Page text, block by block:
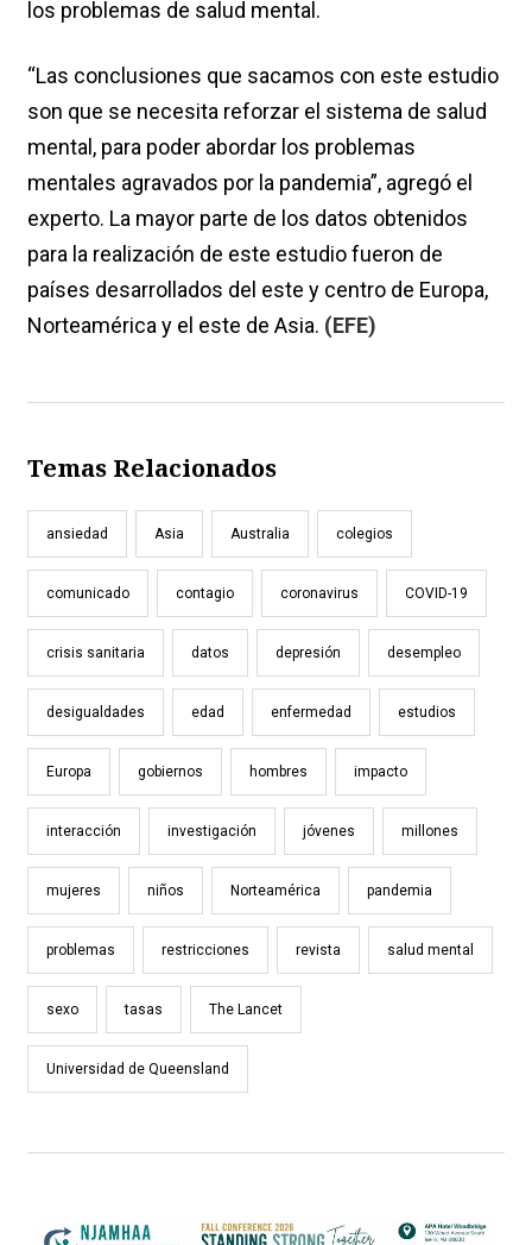
los problemas de salud mental.
“Las conclusiones que sacamos con este estudio
son que se necesita reforzar el sistema de salud
mental, para poder abordar los problemas
mentales agravados por la pandemia”, agregó el
experto. La mayor parte de los datos obtenidos
para la realización de este estudio fueron de
países desarrollados del este y centro de Europa,
Norteamérica y el este de Asia. (EFE)
Temas Relacionados
ansiedad Asia Australia colegios
comunicado contagio coronavirus COVID-19
crisis sanitaria datos depresión desempleo
desigualdades edad enfermedad estudios
Europa gobiernos hombres impacto
interacción investigación jóvenes millones
mujeres niños Norteamérica pandemia
problemas restricciones revista salud mental
sexo tasas The Lancet
Universidad de Queensland